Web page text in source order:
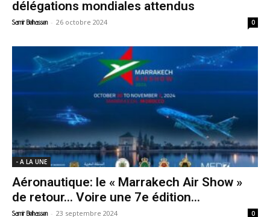
délégations mondiales attendus
Samir Belhassen - 26 octobre 2024 0
- A LA UNE
Aéronautique: le « Marrakech Air Show »
de retour… Voire une 7e édition...
Samir Belhassen - 23 septembre 2024 0